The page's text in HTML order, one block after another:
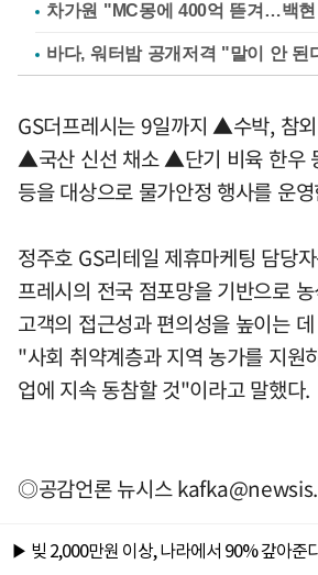
바다, 워터밤 공개저격 "말이 안 된
GS더프레시는 9일까지 ▲수박, 참
▲국산 신선 채소 ▲단기 비육 한우
등을 대상으로 물가안정 행사를 운
정주호 GS리테일 제휴마케팅 담당
프레시의 전국 점포망을 기반으로
고객의 접근성과 편의성을 높이는
"사회 취약계층과 지역 농가를 지원
업에 지속 동참할 것"이라고 말했다.
◎공감언론 뉴시스